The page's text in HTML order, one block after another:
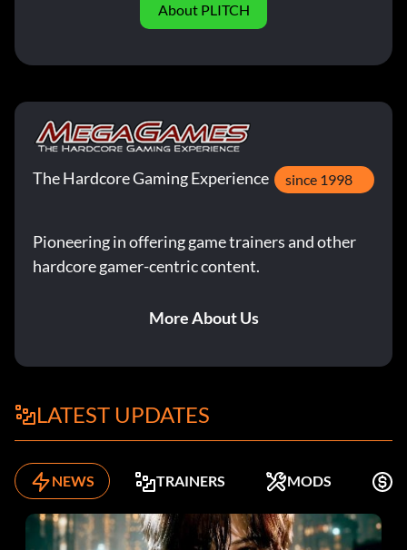
About PLITCH
The Hardcore Gaming Experience since 1998
Pioneering in offering game trainers and other
hardcore gamer-centric content.
More About Us
LATEST UPDATES
NEWS TRAINERS MODS